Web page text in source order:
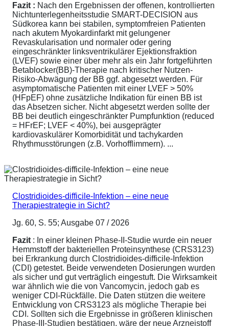
Fazit : Nach den Ergebnissen der offenen, kontrollierten
Nichtunterlegenheitsstudie SMART-DECISION aus
Südkorea kann bei stabilen, symptomfreien Patienten
nach akutem Myokardinfarkt mit gelungener
Revaskularisation und normaler oder gering
eingeschränkter linksventrikulärer Ejektionsfraktion
(LVEF) sowie einer über mehr als ein Jahr fortgeführten
Betablocker(BB)-Therapie nach kritischer Nutzen-
Risiko-Abwägung der BB ggf. abgesetzt werden. Für
asymptomatische Patienten mit einer LVEF > 50%
(HFpEF) ohne zusätzliche Indikation für einen BB ist
das Absetzen sicher. Nicht abgesetzt werden sollte der
BB bei deutlich eingeschränkter Pumpfunktion (reduced
= HFrEF; LVEF < 40%), bei ausgeprägter
kardiovaskulärer Komorbidität und tachykarden
Rhythmusstörungen (z.B. Vorhofflimmern). ...
Clostridioides-difficile-Infektion – eine neue
Therapiestrategie in Sicht?
Jg. 60, S. 55; Ausgabe 07 / 2026
Fazit : In einer kleinen Phase-II-Studie wurde ein neuer
Hemmstoff der bakteriellen Proteinsynthese (CRS3123)
bei Erkrankung durch Clostridioides-difficile-Infektion
(CDI) getestet. Beide verwendeten Dosierungen wurden
als sicher und gut verträglich eingestuft. Die Wirksamkeit
war ähnlich wie die von Vancomycin, jedoch gab es
weniger CDI-Rückfälle. Die Daten stützen die weitere
Entwicklung von CRS3123 als mögliche Therapie bei
CDI. Sollten sich die Ergebnisse in größeren klinischen
Phase-III-Studien bestätigen, wäre der neue Arzneistoff